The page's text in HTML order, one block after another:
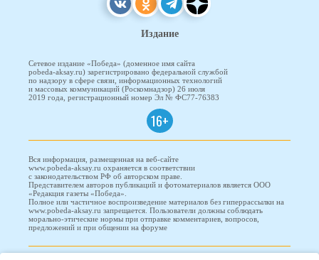
Издание
Сетевое издание «Победа» (доменное имя сайта
pobeda-aksay.ru) зарегистрировано федеральной службой
по надзору в сфере связи, информационных технологий
и массовых коммуникаций (Роскомнадзор) 26 июля
2019 года, регистрационный номер Эл № ФС77-76383
16+
Вся информация, размещенная на веб-сайте
www.pobeda-aksay.ru охраняется в соответствии
с законодательством РФ об авторском праве.
Представителем авторов публикаций и фотоматериалов является ООО
«Редакция газеты «Победа».
Полное или частичное воспроизведение материалов без гиперрассылки на
www.pobeda-aksay.ru запрещается. Пользователи должны соблюдать
морально-этические нормы при отправке комментариев, вопросов,
предложений и при общении на форуме